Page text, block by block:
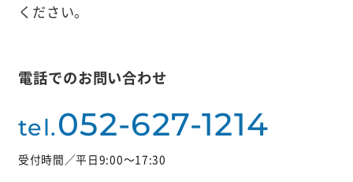
ください。
電話でのお問い合わせ
tel.052-627-1214
受付時間／平日9:00〜17:30